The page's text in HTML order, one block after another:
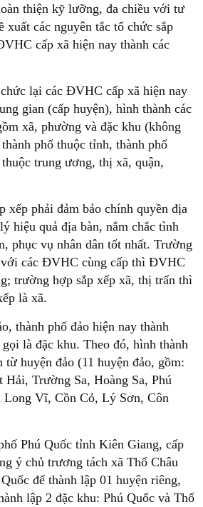
thiện kỹ lưỡng, đa chiều với tư
các nguyên tắc tổ chức sắp
cấp xã hiện nay thành các
lại các ĐVHC cấp xã hiện nay
gian (cấp huyện), hình thành các
xã, phường và đặc khu (không
phố thuộc tỉnh, thành phố
trung ương, thị xã, quận,
xếp phải đảm bảo chính quyền địa
hiệu quả địa bàn, nắm chắc tình
phục vụ nhân dân tốt nhất. Trường
với các ĐVHC cùng cấp thì ĐVHC
trường hợp sắp xếp xã, thị trấn thì
là xã.
thành phố đảo hiện nay thành
là đặc khu. Theo đó, hình thành
từ huyện đảo (11 huyện đảo, gồm:
Trường Sa, Hoàng Sa, Phú
Vĩ, Cồn Cỏ, Lý Sơn, Côn
Phú Quốc tỉnh Kiên Giang, cấp
ý chủ trương tách xã Thổ Châu
để thành lập 01 huyện riêng,
lập 2 đặc khu: Phú Quốc và Thổ